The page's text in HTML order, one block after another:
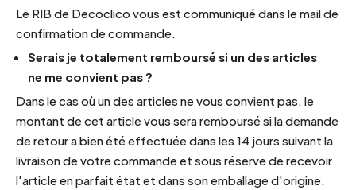
Le RIB de Decoclico vous est communiqué dans le mail de
confirmation de commande.
Serais je totalement remboursé si un des articles
ne me convient pas ?
Dans le cas où un des articles ne vous convient pas, le
montant de cet article vous sera remboursé si la demande
de retour a bien été effectuée dans les 14 jours suivant la
livraison de votre commande et sous réserve de recevoir
l'article en parfait état et dans son emballage d'origine.